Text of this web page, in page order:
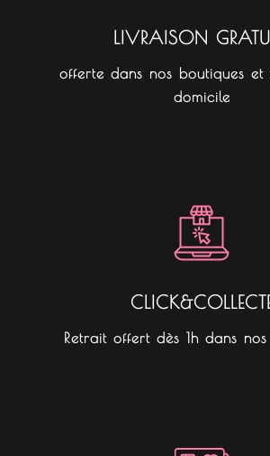
LIVRAISON
offerte dans nos boutiques
domicile
Retrait offert dès 1h dans